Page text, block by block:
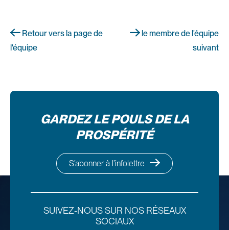
Retour vers la page de
l'équipe
le membre de l'équipe
suivant
GARDEZ LE POULS DE LA
PROSPÉRITÉ
S’abonner à l’infolettre
SUIVEZ-NOUS SUR NOS RÉSEAUX
SOCIAUX